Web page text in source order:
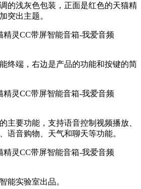
的浅灰色包装，正面是红色的天猫精
突出主题。
终端，右边是产品的功能和按键的简
主要功能，支持语音控制视频播放、
语音购物、天气和聊天等功能。
能实验室出品。